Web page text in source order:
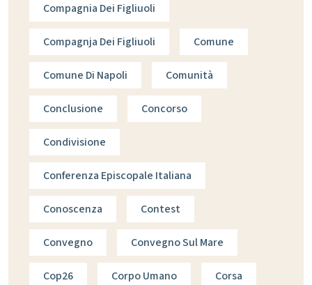
Compagnia Dei Figliuoli
Compagnja Dei Figliuoli Comune
Comune Di Napoli Comunità
Conclusione Concorso
Condivisione
Conferenza Episcopale Italiana
Conoscenza Contest
Convegno Convegno Sul Mare
Cop26 Corpo Umano Corsa